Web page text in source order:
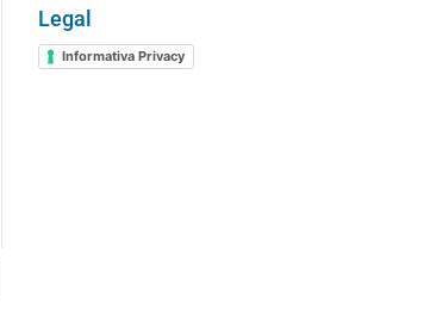
Legal
Informativa Privacy